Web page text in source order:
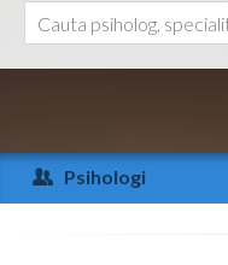
Arad
Arges
Psihologi